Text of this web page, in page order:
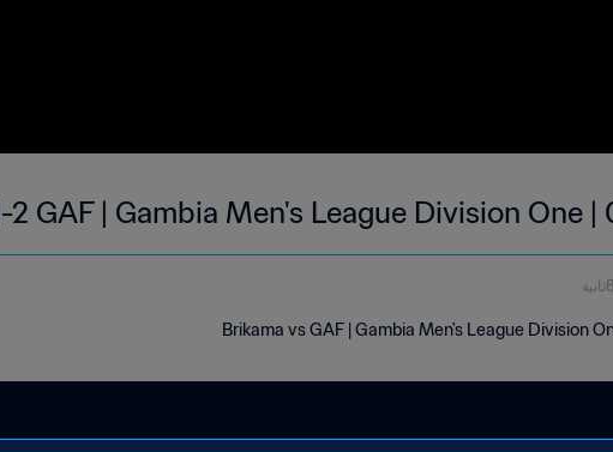
2 GAF | Gambia Men's League Division One
Brikama vs GAF | Gambia Men's League Division